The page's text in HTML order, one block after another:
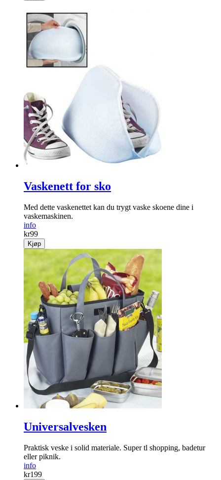
Vaskenett for sko
Med dette vaskenettet kan du trygt vaske skoene dine i
vaskemaskinen.
info
kr99
Kjøp
Universalvesken
Praktisk veske i solid materiale. Super tl shopping, badetur
eller piknik.
info
kr199